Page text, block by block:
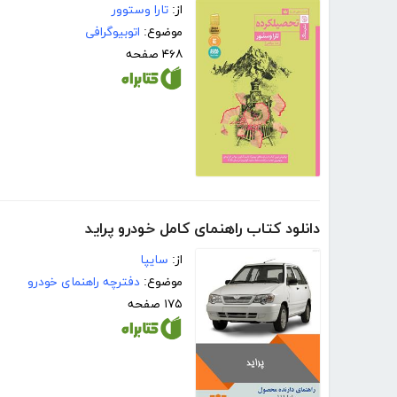
از: تارا وستوور
موضوع: اتوبیوگرافی
۴۶۸ صفحه
دانلود کتاب راهنمای کامل خودرو پراید
از: سایپا
موضوع: دفترچه راهنمای خودرو
۱۷۵ صفحه